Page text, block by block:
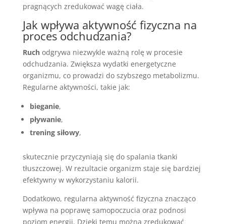
pragnących zredukować wagę ciała.
Jak wpływa aktywność fizyczna na
proces odchudzania?
Ruchodgrywa niezwykle ważną rolę w procesie
odchudzania. Zwiększa wydatki energetyczne
organizmu, co prowadzi do szybszego metabolizmu.
Regularne aktywności, takie jak:
bieganie,
pływanie,
trening siłowy,
skutecznie przyczyniają się do spalania tkanki
tłuszczowej. W rezultacie organizm staje się bardziej
efektywny w wykorzystaniu kalorii.
Dodatkowo, regularna aktywność fizyczna znacząco
wpływa na poprawę samopoczucia oraz podnosi
poziom energii. Dzięki temu można zredukować